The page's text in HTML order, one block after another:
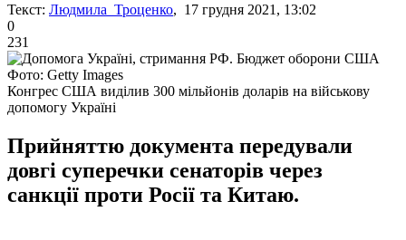
Текст: Людмила Троценко, 17 грудня 2021, 13:02
0
231
Фото: Getty Images
Конгрес США виділив 300 мільйонів доларів на військову
допомогу Україні
Прийняттю документа передували
довгі суперечки сенаторів через
санкції проти Росії та Китаю.